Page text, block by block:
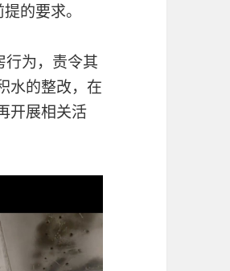
的要求。
行为，责令其
水的整改，在
开展相关活